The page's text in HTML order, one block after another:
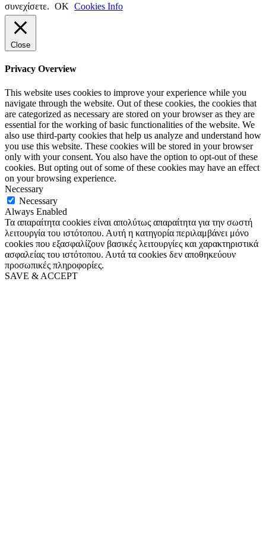
συνεχίσετε. ΟΚ Cookies Info
Close
Privacy Overview
This website uses cookies to improve your experience while you
navigate through the website. Out of these cookies, the cookies that
are categorized as necessary are stored on your browser as they are
essential for the working of basic functionalities of the website. We
also use third-party cookies that help us analyze and understand how
you use this website. These cookies will be stored in your browser
only with your consent. You also have the option to opt-out of these
cookies. But opting out of some of these cookies may have an effect
on your browsing experience.
Necessary
Necessary
Always Enabled
Τα απαραίτητα cookies είναι απολύτως απαραίτητα για την σωστή
λειτουργία του ιστότοπου. Αυτή η κατηγορία περιλαμβάνει μόνο
cookies που εξασφαλίζουν βασικές λειτουργίες και χαρακτηριστικά
ασφαλείας του ιστότοπου. Αυτά τα cookies δεν αποθηκεύουν
προσωπικές πληροφορίες.
SAVE & ACCEPT